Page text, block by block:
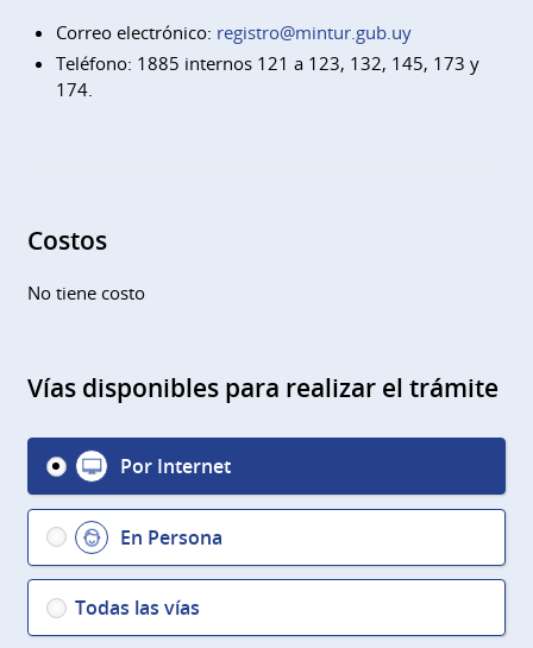
Correo electrónico: registro@mintur.gub.uy
Teléfono: 1885 internos 121 a 123, 132, 145, 173 y
174.
Costos
No tiene costo
Vías disponibles para realizar el trámite
Por Internet
En Persona
Todas las vías